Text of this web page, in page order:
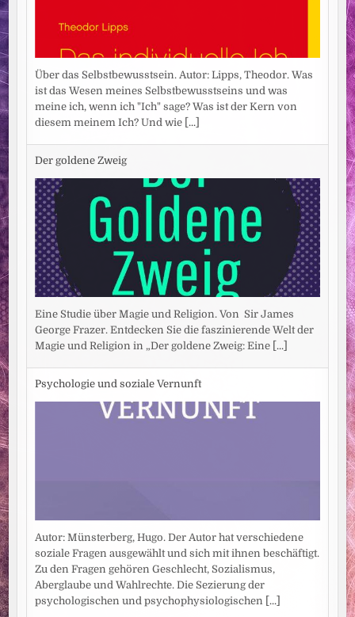
Über das Selbstbewusstsein. Autor: Lipps, Theodor. Was
ist das Wesen meines Selbstbewusstseins und was
meine ich, wenn ich "Ich" sage? Was ist der Kern von
diesem meinem Ich? Und wie [...]
Der goldene Zweig
Eine Studie über Magie und Religion. Von Sir James
George Frazer. Entdecken Sie die faszinierende Welt der
Magie und Religion in „Der goldene Zweig: Eine [...]
Psychologie und soziale Vernunft
Autor: Münsterberg, Hugo. Der Autor hat verschiedene
soziale Fragen ausgewählt und sich mit ihnen beschäftigt.
Zu den Fragen gehören Geschlecht, Sozialismus,
Aberglaube und Wahlrechte. Die Sezierung der
psychologischen und psychophysiologischen [...]